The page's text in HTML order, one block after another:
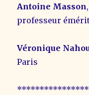
Antoine Masson
professeur
Véronique
Paris